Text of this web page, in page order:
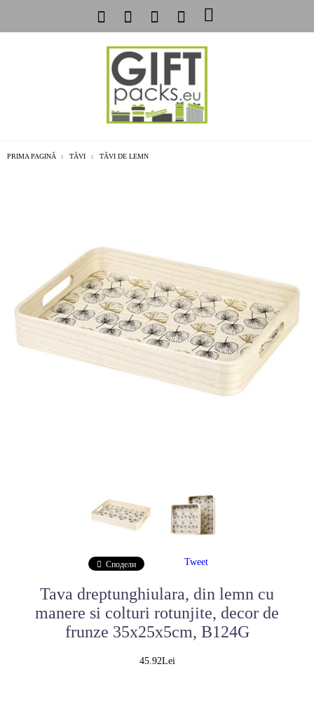
PRIMA PAGINĂ TĂVI TĂVI DE LEMN
Tava dreptunghiulara, din lemn cu
manere si colturi rotunjite, decor de
frunze 35x25x5cm, B124G
45.92Lei
Сподели Tweet